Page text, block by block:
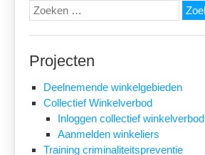
Zoeken
naar:
Projecten
Deelnemende winkelgebieden
Collectief Winkelverbod
Inloggen collectief winkelverbod
Aanmelden winkeliers
Training criminaliteitspreventie